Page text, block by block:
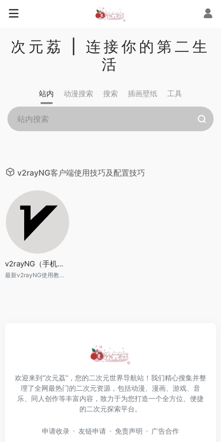
次元荔 | 连接你的第二生
活
站内 动漫搜索 搜索 插画壁纸 工具
v2rayNG客户端使用技巧及配置技巧
v2rayNG（手机版）
最新v2rayNG使用教程，v2rayNG配置教程，最新v2rayNG下载，服务器链接教程，v2rayNG客户端使用技巧及配置技巧，v2rayNG从入门到精通。
欢迎来到“次元荔”，您的二次元世界导航站！我们精心搜集并整
理了全网最热门的二次元资源，包括动漫、漫画、游戏、音
乐、同人创作等丰富内容，致力于为您打造一个全方位、便捷
的二次元探索平台。
申请收录 友链申请 免责声明 广告合作